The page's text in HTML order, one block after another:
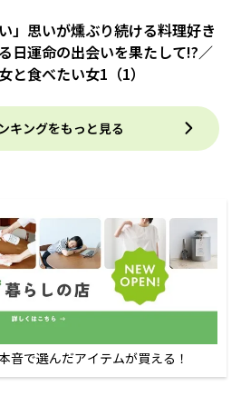
い」思いが燻ぶり続ける料理好き
日運命の出会いを果たして!?／
と食べたい女1（1）
キングをもっと見る
音で選んだアイテムが買える！